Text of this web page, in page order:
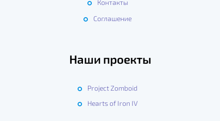
Контакты
Соглашение
Наши проекты
Project Zomboid
Hearts of Iron IV